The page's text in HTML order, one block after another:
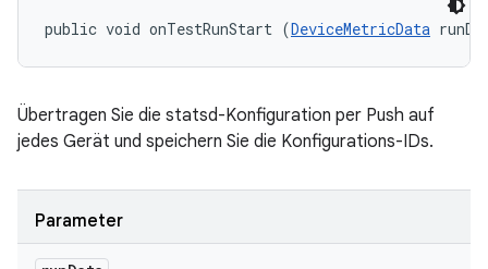
public void onTestRunStart (DeviceMetricData
Übertragen Sie die statsd-Konfiguration per Push auf
jedes Gerät und speichern Sie die Konfigurations-IDs.
Parameter